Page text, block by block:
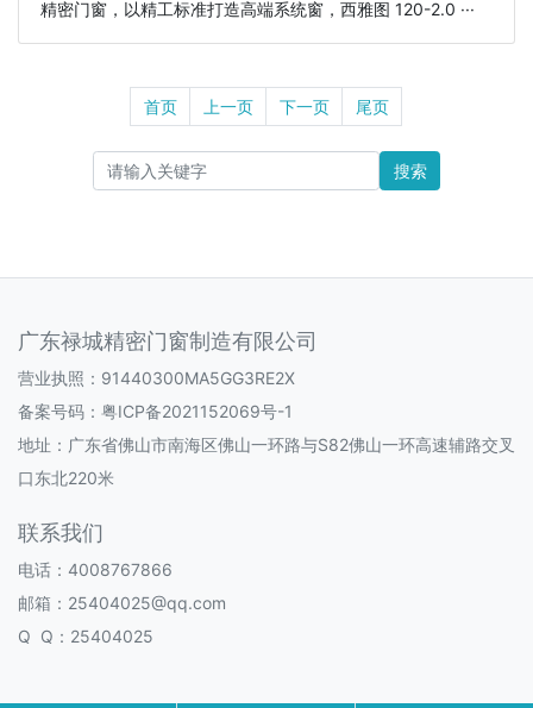
精密门窗，以精工标准打造高端系统窗，西雅图 120-2.0 ···
首页 上一页 下一页 尾页
搜索
广东禄城精密门窗制造有限公司
营业执照：91440300MA5GG3RE2X
备案号码： 粤ICP备2021152069号-1
地址：广东省佛山市南海区佛山一环路与S82佛山一环高速辅路交叉
口东北220米
联系我们
电话：4008767866
邮箱：25404025@qq.com
Q Q：25404025